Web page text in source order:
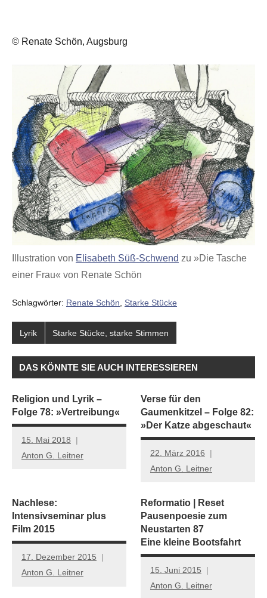
© Renate Schön, Augsburg
Illustration von Elisabeth Süß-Schwend zu »Die Tasche
einer Frau« von Renate Schön
Schlagwörter: Renate Schön, Starke Stücke
Lyrik Starke Stücke, starke Stimmen
DAS KÖNNTE SIE AUCH INTERESSIEREN
Religion und Lyrik –
Folge 78: »Vertreibung«
15. Mai 2018
Anton G. Leitner
Verse für den
Gaumenkitzel – Folge 82:
»Der Katze abgeschaut«
22. März 2016
Anton G. Leitner
Nachlese:
Intensivseminar plus
Film 2015
17. Dezember 2015
Anton G. Leitner
Reformatio | Reset
Pausenpoesie zum
Neustarten 87
Eine kleine Bootsfahrt
15. Juni 2015
Anton G. Leitner